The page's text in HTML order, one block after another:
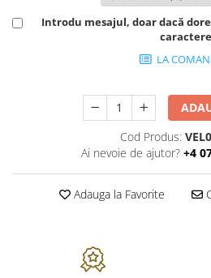
RAME SI ALBUME FOTO
ACCESORII PENTRU BIROU
BOLURI DECO
AROME DE INTERIOR
BIJUTERII
KHAZARD OR &AMP; PLATINE
JASPER CONRAN PLATINUM
BLANC SUR BLANC
EQUESTRIA
NETTARE DI VINO
LOVE KNOTS SILVER
WITH LOVE GOLD
Introdu mesajul, doar dacă
LA
Cod Produs:
Ai nevoie de ajutor? +4
Adauga la Favorite